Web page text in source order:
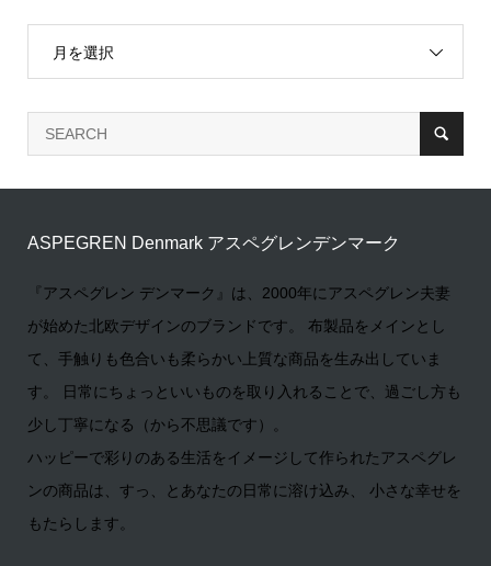
月を選択
ASPEGREN Denmark アスペグレンデンマーク
『アスペグレン デンマーク』は、2000年にアスペグレン夫妻
が始めた北欧デザインのブランドです。 布製品をメインとし
て、手触りも色合いも柔らかい上質な商品を生み出していま
す。 日常にちょっといいものを取り入れることで、過ごし方も
少し丁寧になる（から不思議です）。
ハッピーで彩りのある生活をイメージして作られたアスペグレ
ンの商品は、すっ、とあなたの日常に溶け込み、 小さな幸せを
もたらします。